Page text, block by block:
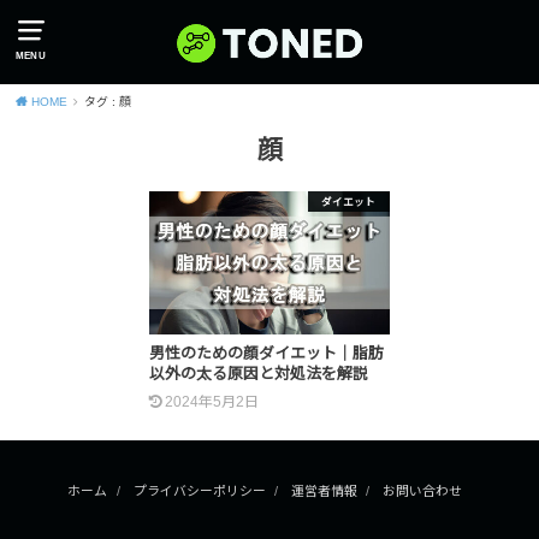
MENU
HOME タグ : 顔
顔
ダイエット
男性のための顔ダイエット｜脂肪
以外の太る原因と対処法を解説
2024年5月2日
ホーム プライバシーポリシー 運営者情報 お問い合わせ